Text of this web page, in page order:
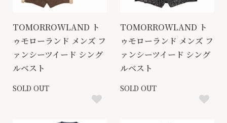
TOMORROWLAND ト
ゥモローランド メンズ フ
ァンシーツイード シング
ルベスト
SOLD OUT
TOMORROWLAND ト
ゥモローランド メンズ フ
ァンシーツイード シング
ルベスト
SOLD OUT